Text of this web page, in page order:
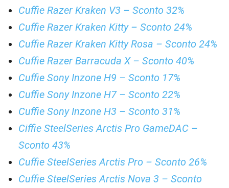
Cuffie Razer Kraken V3 – Sconto 32%
Cuffie Razer Kraken Kitty – Sconto 24%
Cuffie Razer Kraken Kitty Rosa – Sconto 24%
Cuffie Razer Barracuda X – Sconto 40%
Cuffie Sony Inzone H9 – Sconto 17%
Cuffie Sony Inzone H7 – Sconto 22%
Cuffie Sony Inzone H3 – Sconto 31%
Ciffie SteelSeries Arctis Pro GameDAC –
Sconto 43%
Cuffie SteelSeries Arctis Pro – Sconto 26%
Cuffie SteelSeries Arctis Nova 3 – Sconto